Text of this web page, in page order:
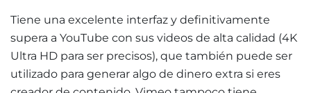
Tiene una excelente interfaz y definitivamente
supera a YouTube con sus videos de alta calidad (4K
Ultra HD para ser precisos), que también puede ser
utilizado para generar algo de dinero extra si eres